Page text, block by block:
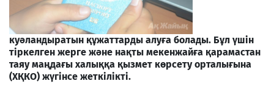
куәландыратын құжаттарды алуға болады. Бұл үшін
тіркелген жерге және нақты мекенжайға қарамастан
таяу маңдағы халыққа қызмет көрсету орталығына
(ХҚКО) жүгінсе жеткілікті.